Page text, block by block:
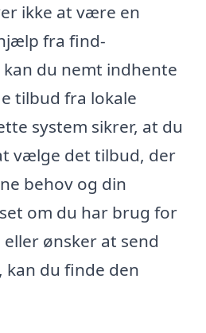
ikke at være en
fra find-
du nemt indhente
tilbud fra lokale
system sikrer, at du
vælge det tilbud, der
behov og din
om du har brug for
ønsker at send
kan du finde den